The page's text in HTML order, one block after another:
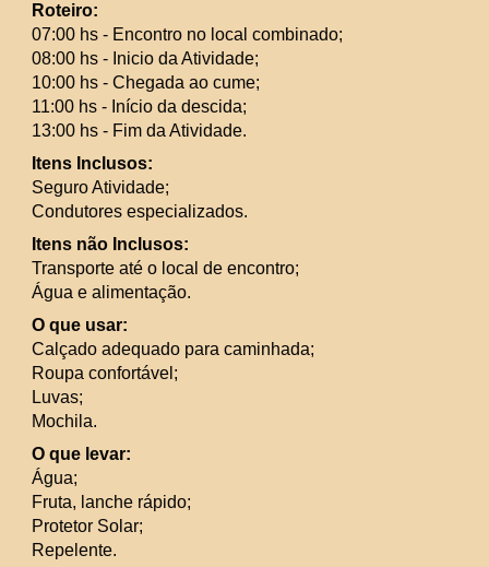
Roteiro:
07:00 hs - Encontro no local combinado;
08:00 hs - Inicio da Atividade;
10:00 hs - Chegada ao cume;
11:00 hs - Início da descida;
13:00 hs - Fim da Atividade.
Itens Inclusos:
Seguro Atividade;
Condutores especializados.
Itens não Inclusos:
Transporte até o local de encontro;
Água e alimentação.
O que usar:
Calçado adequado para caminhada;
Roupa confortável;
Luvas;
Mochila.
O que levar:
Água;
Fruta, lanche rápido;
Protetor Solar;
Repelente.